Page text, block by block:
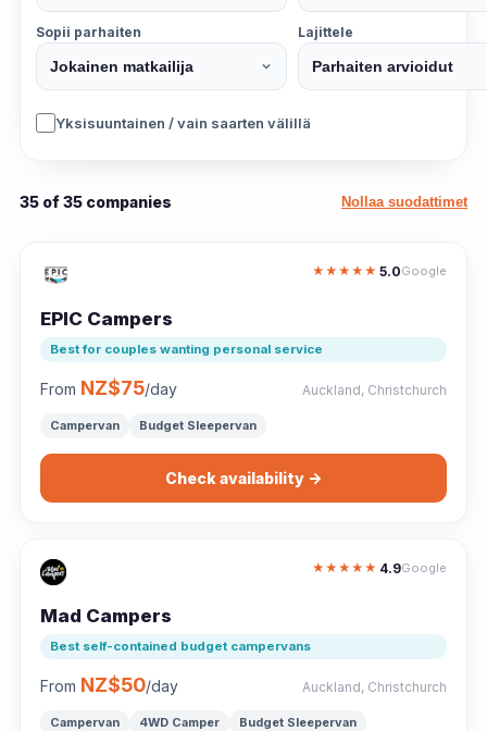
Sopii parhaiten Lajittele
Yksisuuntainen / vain saarten välillä
35 of 35 companies Nollaa suodattimet
★ ★ ★ ★ ★ 5.0Google
EPIC Campers
Best for couples wanting personal service
From NZ$75/day Auckland, Christchurch
Campervan Budget Sleepervan
Check availability →
★ ★ ★ ★ ★ 4.9Google
Mad Campers
Best self-contained budget campervans
From NZ$50/day Auckland, Christchurch
Campervan 4WD Camper Budget Sleepervan